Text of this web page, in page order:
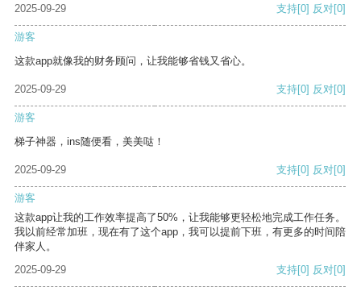
2025-09-29 支持[0] 反对[0]
游客
这款app就像我的财务顾问，让我能够省钱又省心。
2025-09-29 支持[0] 反对[0]
游客
梯子神器，ins随便看，美美哒！
2025-09-29 支持[0] 反对[0]
游客
这款app让我的工作效率提高了50%，让我能够更轻松地完成工作任务。
我以前经常加班，现在有了这个app，我可以提前下班，有更多的时间陪
伴家人。
2025-09-29
支持[0] 反对[0]